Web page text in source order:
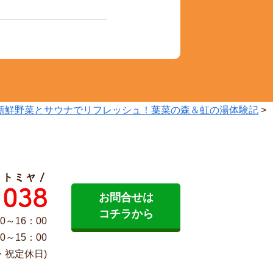
鮮野菜とサウナでリフレッシュ！葉菜の森＆虹の湯体験記 >
～16：00
～15：00
祝定休日)
お問合せは
コチラから